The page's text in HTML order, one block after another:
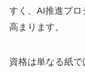
すく、AI推進プ
高まります。
資格は単なる紙で